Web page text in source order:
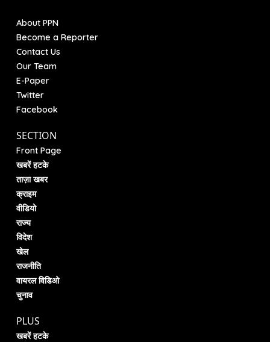
About PPN
Become a Reporter
Contact Us
Our Team
E-Paper
Twitter
Facebook
SECTION
Front Page
खबरें हटके
ताज़ा खबर
क्राइम
वीडियो
राज्य
विदेश
खेल
राजनीति
वायरल विडिओ
चुनाव
PLUS
खबरें हटके